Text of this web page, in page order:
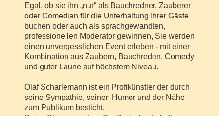
Egal, ob sie ihn „nur“ als Bauchredner, Zauberer
oder Comedian für die Unterhaltung Ihrer Gäste
buchen oder auch als sprachgewandten,
professionellen Moderator gewinnen, Sie werden
einen unvergesslichen Event erleben - mit einer
Kombination aus Zaubern, Bauchreden, Comedy
und guter Laune auf höchstem Niveau.
Olaf Scharlemann ist ein Profikünstler der durch
seine Sympathie, seinen Humor und der Nähe
zum Publikum besticht.